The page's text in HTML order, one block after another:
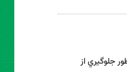
جلوگیري از